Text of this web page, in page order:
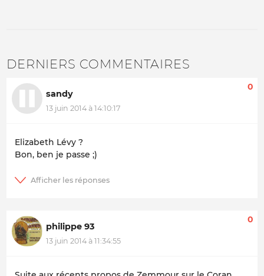
DERNIERS COMMENTAIRES
sandy
13 juin 2014 à 14:10:17
0
Elizabeth Lévy ?
Bon, ben je passe ;)
philippe 93
13 juin 2014 à 11:34:55
0